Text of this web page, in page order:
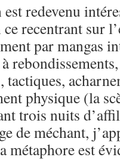
redevenu
recentrant sur
par mangas
tactiques,
physique (la
trois nuits
de méchant,
métaphore est